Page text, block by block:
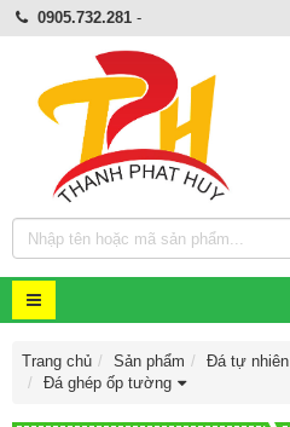
0905.732.281-
Trang chủ Sản phẩm Đá tự nhiên
Đá ghép ốp tường